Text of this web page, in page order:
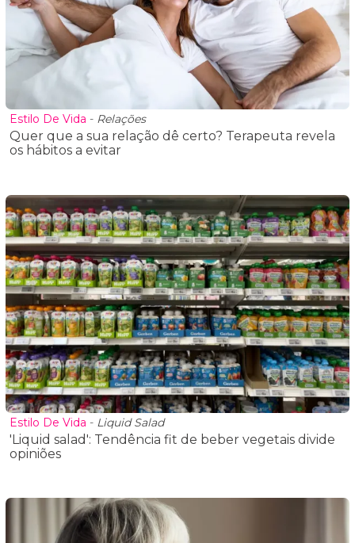
Estilo De Vida - Relações
Quer que a sua relação dê certo? Terapeuta revela
os hábitos a evitar
Estilo De Vida - Liquid Salad
'Liquid salad': Tendência fit de beber vegetais divide
opiniões